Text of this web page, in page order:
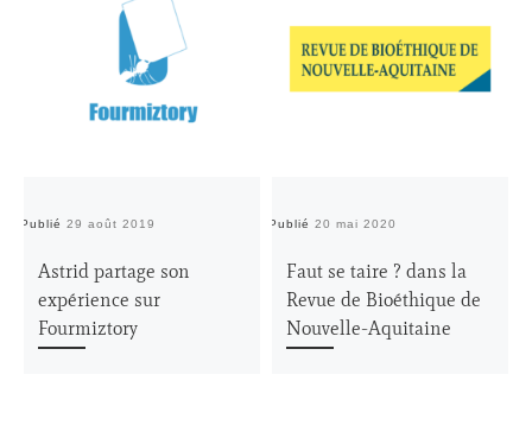
Publié 29 août 2019
Astrid partage son
expérience sur
Fourmiztory
Publié 20 mai 2020
Faut se taire ? dans la
Revue de Bioéthique de
Nouvelle-Aquitaine